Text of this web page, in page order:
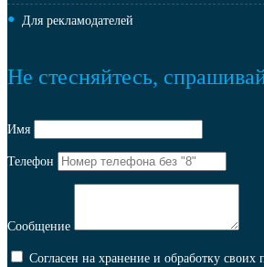
Для рекламодателей
Не стесняйтесь,
Имя
Телефон
Сообщение
Согласен на хранение и обработку своих